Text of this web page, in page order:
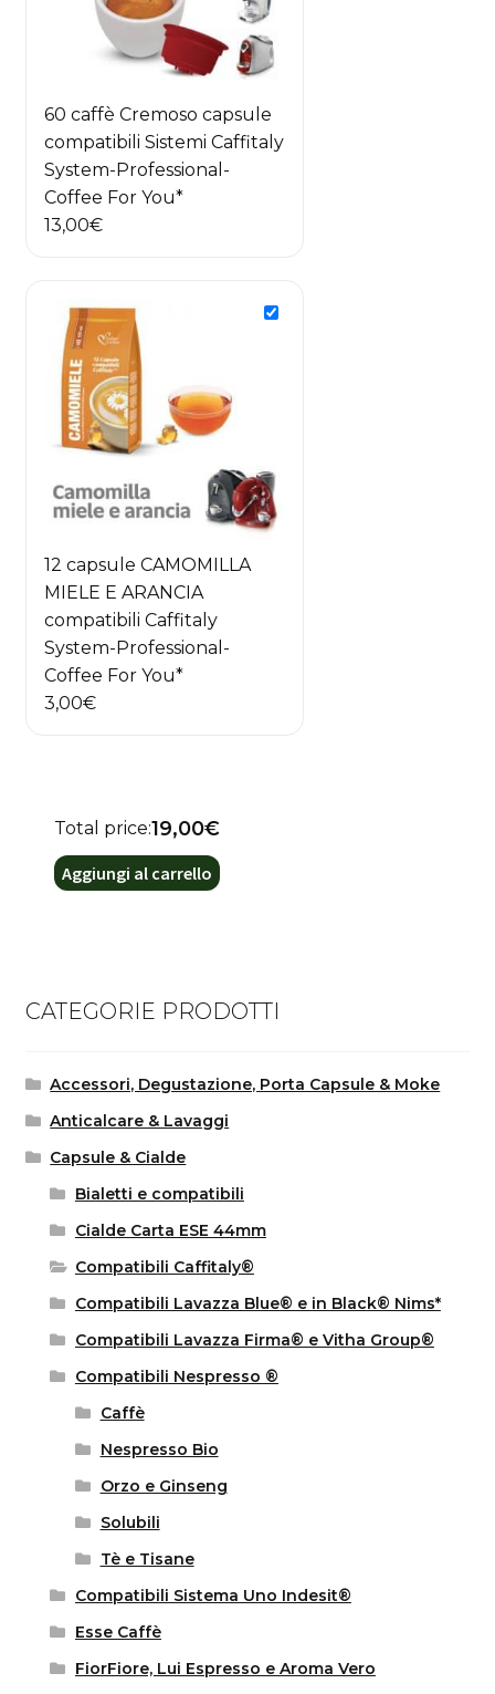
60 caffè Cremoso capsule
compatibili Sistemi Caffitaly
System-Professional-
Coffee For You*
13,00€
12 capsule CAMOMILLA
MIELE E ARANCIA
compatibili Caffitaly
System-Professional-
Coffee For You*
3,00€
Total price:19,00€
Aggiungi al carrello
CATEGORIE PRODOTTI
Accessori, Degustazione, Porta Capsule & Moke
Anticalcare & Lavaggi
Capsule & Cialde
Bialetti e compatibili
Cialde Carta ESE 44mm
Compatibili Caffitaly®
Compatibili Lavazza Blue® e in Black® Nims*
Compatibili Lavazza Firma® e Vitha Group®
Compatibili Nespresso ®
Caffè
Nespresso Bio
Orzo e Ginseng
Solubili
Tè e Tisane
Compatibili Sistema Uno Indesit®
Esse Caffè
FiorFiore, Lui Espresso e Aroma Vero